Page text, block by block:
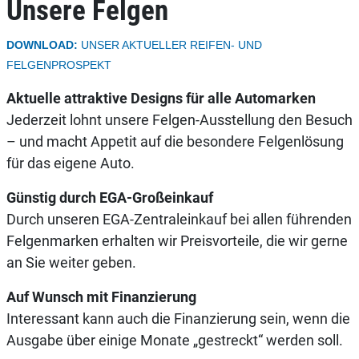
Unsere Felgen
DOWNLOAD: UNSER AKTUELLER REIFEN- UND
FELGENPROSPEKT
Aktuelle attraktive Designs für alle Automarken
Jederzeit lohnt unsere Felgen-Ausstellung den Besuch
– und macht Appetit auf die besondere Felgenlösung
für das eigene Auto.
Günstig durch EGA-Großeinkauf
Durch unseren EGA-Zentraleinkauf bei allen führenden
Felgenmarken erhalten wir Preisvorteile, die wir gerne
an Sie weiter geben.
Auf Wunsch mit Finanzierung
Interessant kann auch die Finanzierung sein, wenn die
Ausgabe über einige Monate „gestreckt“ werden soll.